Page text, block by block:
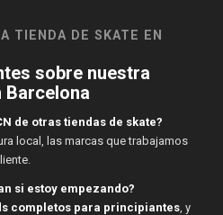
TIENDA DE SKATE EN
sobre nuestra
Barcelona
de otras tiendas de skate?
local, las marcas que trabajamos
si estoy empezando?
completos para principiantes, y